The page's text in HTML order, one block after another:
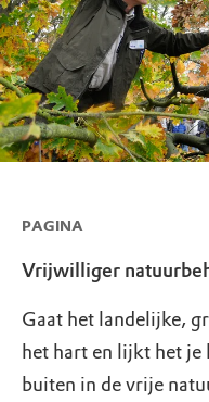
PAGINA
Vrijwilliger
Gaat het landelijke,
het hart en lijkt het je
buiten in de vrije